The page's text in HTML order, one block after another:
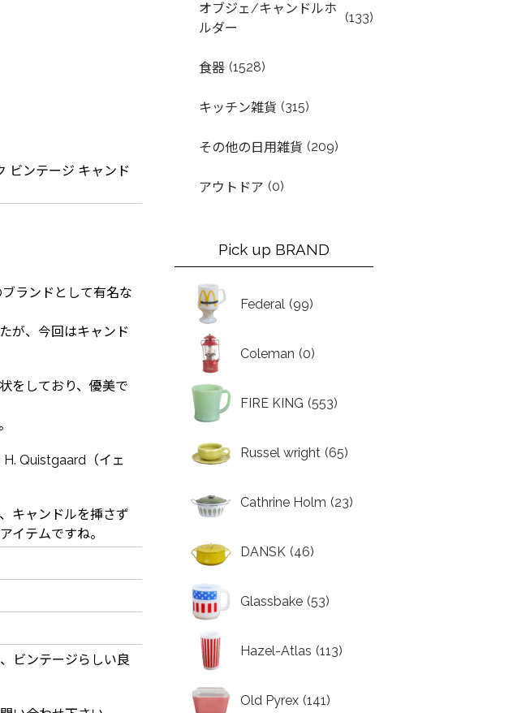
ビンテージ キャンド
ランドとして有名な
が、今回はキャンド
をしており、優美で
Quistgaard（イェ
キャンドルを挿さず
イテムですね。
ビンテージらしい良
オブジェ/キャンドルホ
ルダー
(133)
食器 (1528)
キッチン雑貨 (315)
その他の日用雑貨 (209)
アウトドア (0)
Pick up BRAND
Federal (99)
Coleman (0)
FIRE KING (553)
Russel wright (65)
Cathrine Holm (23)
DANSK (46)
Glassbake (53)
Hazel-Atlas (113)
Old Pyrex (141)